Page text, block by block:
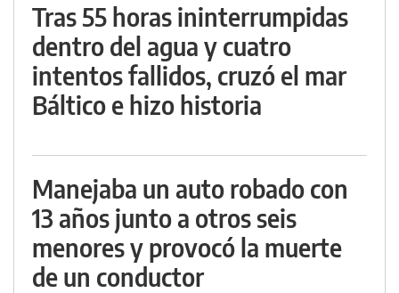
Tras 55 horas ininterrumpidas
dentro del agua y cuatro
intentos fallidos, cruzó el mar
Báltico e hizo historia
Manejaba un auto robado con
13 años junto a otros seis
menores y provocó la muerte
de un conductor